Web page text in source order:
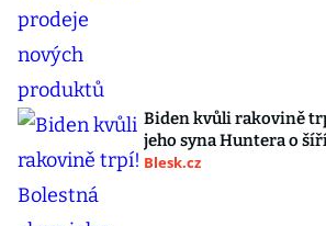
Biden kvůli rakovině
jeho syna Huntera o
Blesk.cz